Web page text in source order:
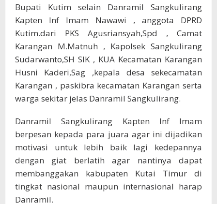
Bupati Kutim selain Danramil Sangkulirang
Kapten Inf Imam Nawawi , anggota DPRD
Kutim.dari PKS Agusriansyah,Spd , Camat
Karangan M.Matnuh , Kapolsek Sangkulirang
Sudarwanto,SH SIK , KUA Kecamatan Karangan
Husni Kaderi,Sag ,kepala desa sekecamatan
Karangan , paskibra kecamatan Karangan serta
warga sekitar jelas Danramil Sangkulirang.
Danramil Sangkulirang Kapten Inf Imam
berpesan kepada para juara agar ini dijadikan
motivasi untuk lebih baik lagi kedepannya
dengan giat berlatih agar nantinya dapat
membanggakan kabupaten Kutai Timur di
tingkat nasional maupun internasional harap
Danramil.